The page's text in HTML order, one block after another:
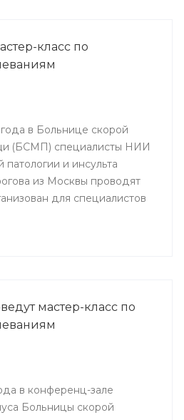
класс по
в Больнице скорой
(БСМП) специалисты НИИ
и инсульта
из Москвы проводят
для специалистов
первичных сосудистых
населению.мастер-класс по
в конференц-зале
Больницы скорой